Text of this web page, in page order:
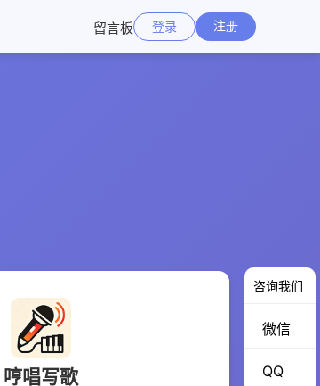
留言板 登录 注册
哼唱写歌
咨询我们
微信
QQ